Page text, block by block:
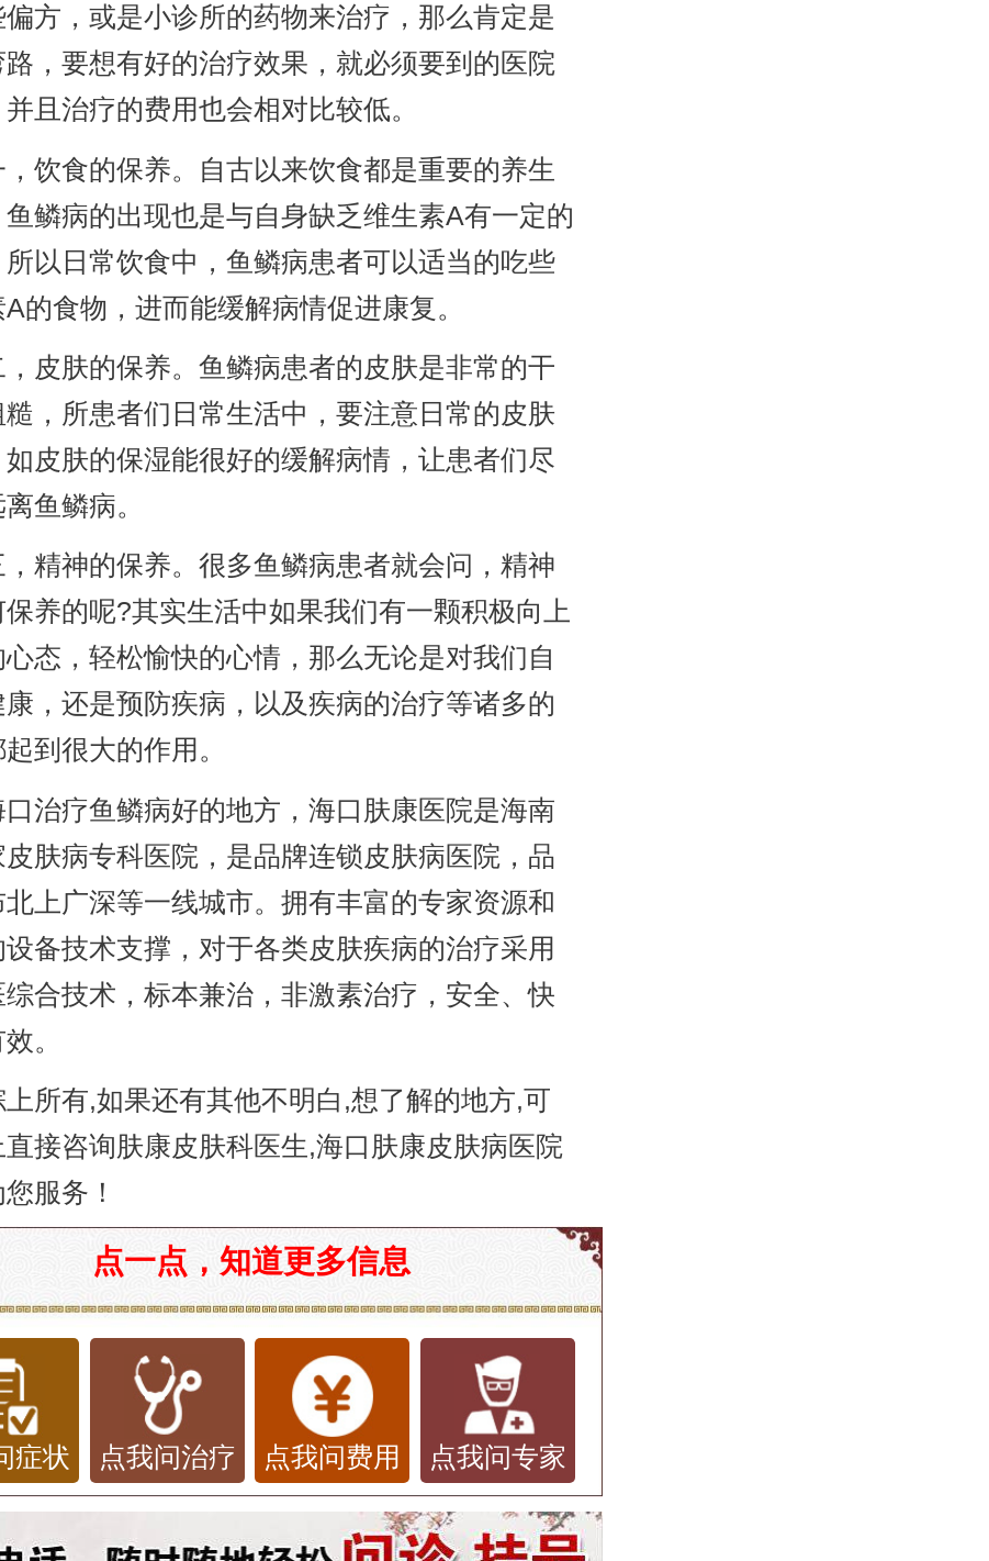
偏方，或是小诊所的药物来治疗，那么肯定是
，要想有好的治疗效果，就必须要到的医院
且治疗的费用也会相对比较低。
食的保养。自古以来饮食都是重要的养生
鱼鳞病的出现也是与自身缺乏维生素A有一定的
所以日常饮食中，鱼鳞病患者可以适当的吃些
的食物，进而能缓解病情促进康复。
肤的保养。鱼鳞病患者的皮肤是非常的干
，所患者们日常生活中，要注意日常的皮肤
皮肤的保湿能很好的缓解病情，让患者们尽
鱼鳞病。
神的保养。很多鱼鳞病患者就会问，精神
养的呢?其实生活中如果我们有一颗积极向上
心态，轻松愉快的心情，那么无论是对我们自
，还是预防疾病，以及疾病的治疗等诸多的
到很大的作用。
疗鱼鳞病好的地方，海口肤康医院是海南
皮肤病专科医院，是品牌连锁皮肤病医院，品
北上广深等一线城市。拥有丰富的专家资源和
备技术支撑，对于各类皮肤疾病的治疗采用
综合技术，标本兼治，非激素治疗，安全、快
。
有,如果还有其他不明白,想了解的地方,可
直接咨询肤康皮肤科医生,海口肤康皮肤病医院
服务！
点一点，知道更多信息
症状 点我问治疗 点我问费用 点我问专家